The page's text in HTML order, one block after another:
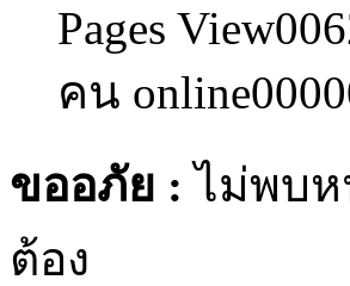
Pages View
คน online
ขออภัย : ไม่พบห
ต้อง